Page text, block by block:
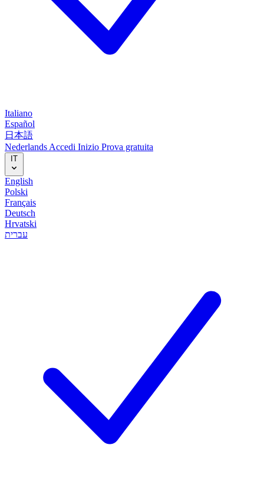
Italiano
Español
日本語
Nederlands Accedi Inizio Prova gratuita
IT
English
Polski
Français
Deutsch
Hrvatski
עברית